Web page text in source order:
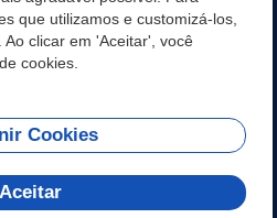
que utilizamos e customizá-los,
clicar em 'Aceitar', você
cookies.
Cookies
Aceitar